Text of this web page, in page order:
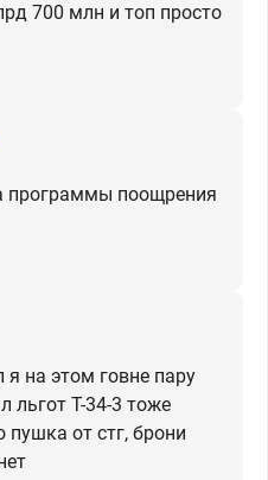
700 млн и топ просто
программы поощрения
я на этом говне пару
льгот Т-34-3 тоже
пушка от стг, брони